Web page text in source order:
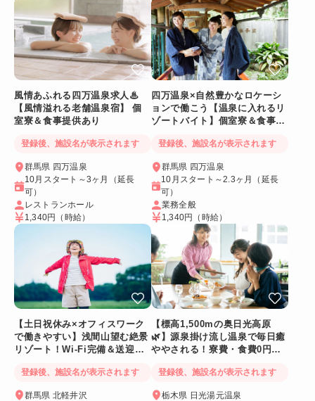
風情あふれる四万温泉求人♨
【風情溢れる老舗温泉宿】 個
室寮＆食事提供あり
登録後、施設名が表示されます
群馬県 四万温泉
10月スタート～3ヶ月（延長
可）
レストランホール
1,340円
（時給）
四万温泉×自然豊かなロケーシ
ョンで働こう【温泉に入れるリ
ゾートバイト】個室寮＆食事提
登録後、施設名が表示されます
群馬県 四万温泉
10月スタート～2.3ヶ月（延長
可）
業務全般
1,340円
（時給）
【土日祝休み×オフィスワーク
で働きやすい】浅間山望む絶景
リゾート！Wi-Fi完備＆送迎バ
登録後、施設名が表示されます
群馬県 北軽井沢
【標高1,500mの奥日光高原
🌿】源泉掛け流し温泉で毎日癒
ややされる！寮費・食費0円！
登録後、施設名が表示されます
栃木県 日光湯元温泉